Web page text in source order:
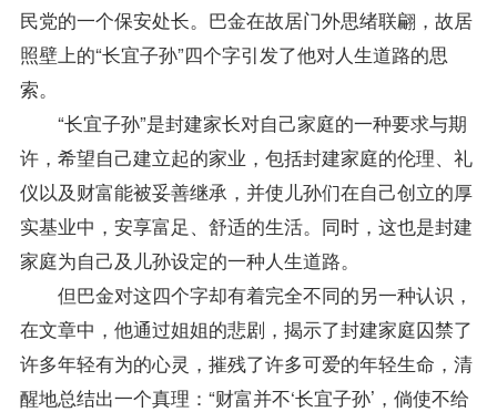
民党的一个保安处长。巴金在故居门外思绪联翩，故居
照壁上的“长宜子孙”四个字引发了他对人生道路的思
索。
“长宜子孙”是封建家长对自己家庭的一种要求与期
许，希望自己建立起的家业，包括封建家庭的伦理、礼
仪以及财富能被妥善继承，并使儿孙们在自己创立的厚
实基业中，安享富足、舒适的生活。同时，这也是封建
家庭为自己及儿孙设定的一种人生道路。
但巴金对这四个字却有着完全不同的另一种认识，
在文章中，他通过姐姐的悲剧，揭示了封建家庭囚禁了
许多年轻有为的心灵，摧残了许多可爱的年轻生命，清
醒地总结出一个真理：“财富并不‘长宜子孙’，倘使不给